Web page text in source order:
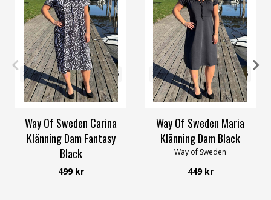
32/34 36/38 40/42 44/46
48/50 56/58
Way Of Sweden Carina
Klänning Dam Fantasy
Black
Way of Sweden
499 kr
32/34 36/38 40/42 44/46
48/50
56/58
Way Of Sweden Maria
Klänning Dam Black
Way of Sweden
449 kr